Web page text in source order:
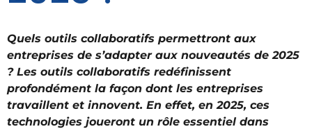
Quels outils collaboratifs permettront aux
entreprises de s’adapter aux nouveautés de 2025
? Les outils collaboratifs redéfinissent
profondément la façon dont les entreprises
travaillent et innovent. En effet, en 2025, ces
technologies joueront un rôle essentiel dans